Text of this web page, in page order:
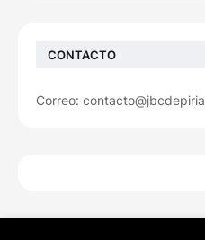
CONTACTO
Correo: